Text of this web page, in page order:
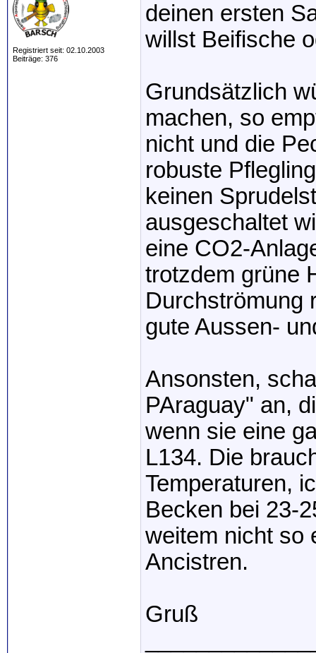
Registriert seit: 02.10.2003
Beiträge: 376
deinen ersten
willst Beifische
Grundsätzlich
machen, so
nicht und die
robuste
keinen
ausgeschaltet
eine CO2-
trotzdem grüne
Durchströmung
gute Aussen-
Ansonsten,
PAraguay" an,
wenn sie eine
L134. Die
Temperaturen,
Becken bei 23-
weitem nicht so
Ancistren.
Gruß